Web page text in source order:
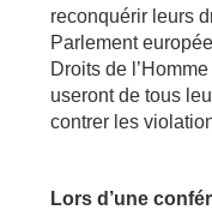
reconquérir leurs
Parlement
Droits de
useront de tous
contrer les
Lors d’une